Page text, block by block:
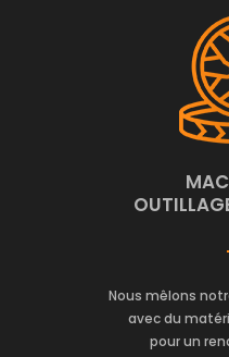
Nous mêlons
avec du
pour un